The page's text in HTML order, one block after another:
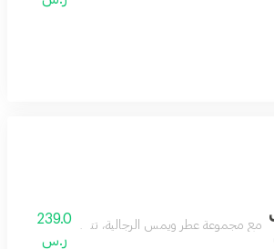
مع مجموعة عطر ويمس الرجالية، تتحدث الأناقة
239.0
ر.س